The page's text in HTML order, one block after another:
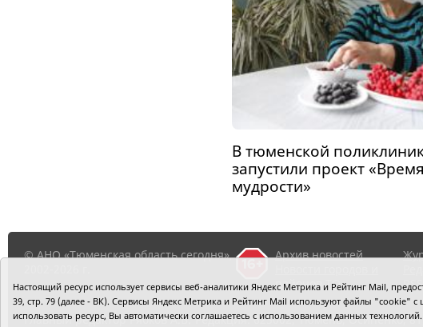
В тюменской
запустили проект «Время
мудрости»
© АНО «Тюменская область сегодня»,
Архив новостей
районов ТО
Главный редактор Рябков А.В. Редакция: 625002, Тюмень, Осипенко, 81,
Настоящий ресурс использует сервисы веб-аналитики Яндекс Метрика и Рейтинг Mail,
39, стр. 79 (далее - ВК). Сервисы Яндекс Метрика и Рейтинг Mail используют файлы "cookie"
использовать ресурс, Вы автоматически соглашаетесь с использованием данных технологий.